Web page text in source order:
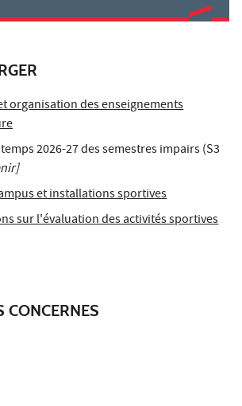
organisation des enseignements
2026-27 des semestres impairs (S3
et installations sportives
sur l'évaluation des activités sportives
CONCERNES